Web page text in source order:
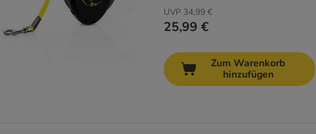
UVP 34,99 €
25,99 €
Zum Warenkorb
hinzufügen